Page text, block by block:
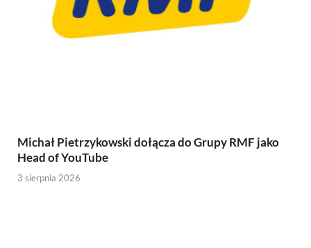
Michał Pietrzykowski dołącza do Grupy RMF jako
Head of YouTube
3 sierpnia 2026